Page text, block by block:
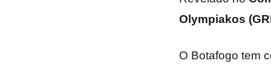
Olympiakos
O Botafogo tem